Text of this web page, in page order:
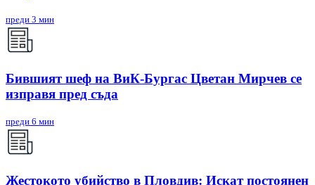
преди 3 мин
Бившият шеф на ВиК-Бургас Цветан Мирчев се
изправя пред съда
преди 6 мин
Жестокото убийство в Пловдив: Искат постоянен